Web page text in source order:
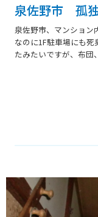
泉佐野市 孤
泉佐野市、マンション
なのに1F駐車場にも
たみたいですが、布団
クリートまで染み込
抜き等、出来る限り